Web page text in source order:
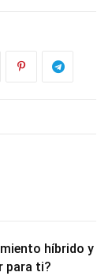
híbrido y
para ti?